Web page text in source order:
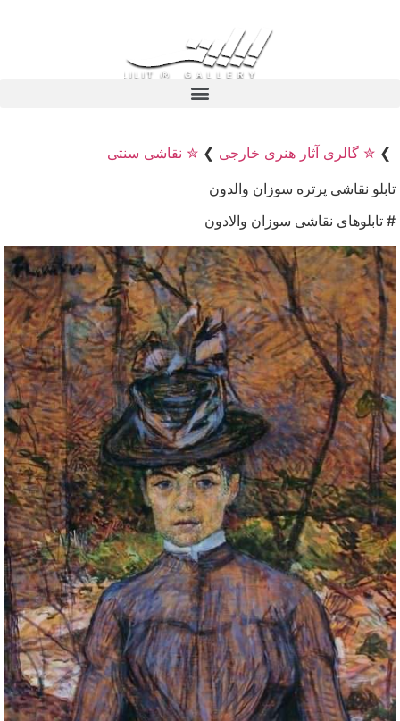
❯ ✮ گالری آثار هنری خارجی ❯ ✮ نقاشی سنتی
تابلو نقاشی پرتره سوزان والدون
# تابلوهای نقاشی سوزان والادون